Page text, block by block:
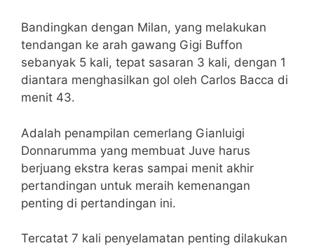
Bandingkan dengan Milan, yang melakukan
tendangan ke arah gawang Gigi Buffon
sebanyak 5 kali, tepat sasaran 3 kali, dengan 1
diantara menghasilkan gol oleh Carlos Bacca di
menit 43.
Adalah penampilan cemerlang Gianluigi
Donnarumma yang membuat Juve harus
berjuang ekstra keras sampai menit akhir
pertandingan untuk meraih kemenangan
penting di pertandingan ini.
Tercatat 7 kali penyelamatan penting dilakukan